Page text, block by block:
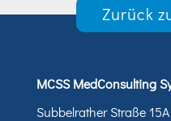
Zurück
MCSS MedConsulting
Subbelrather Straße 15A